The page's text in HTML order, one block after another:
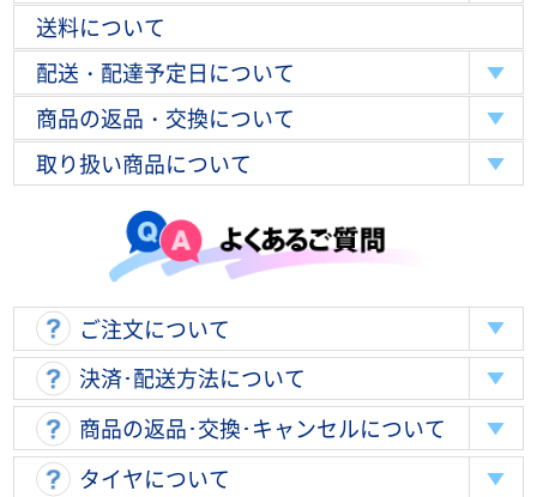
送料について
配送・配達予定日について
商品の返品・交換について
取り扱い商品について
ご注文について
決済･配送方法について
商品の返品･交換･キャンセルについて
タイヤについて